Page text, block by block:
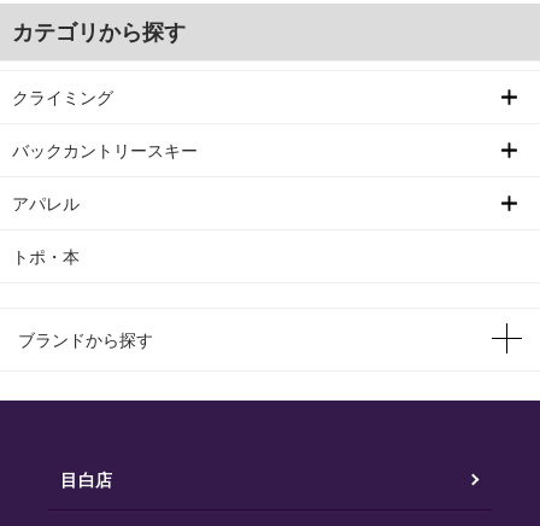
カテゴリから探す
クライミング
バックカントリースキー
アパレル
トポ・本
ブランドから探す
目白店